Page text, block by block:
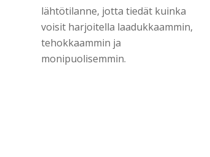
lähtötilanne, jotta tiedät kuinka
voisit harjoitella laadukkaammin,
tehokkaammin ja
monipuolisemmin.